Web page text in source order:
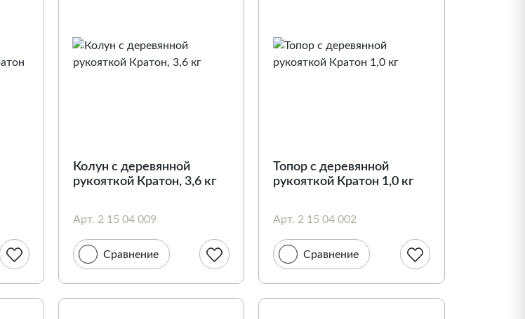
Колун с деревянной
рукояткой Кратон, 3,6 кг
Арт. 2 15 04 009
Сравнение
Топор с деревянной
рукояткой Кратон 1,0 кг
Арт. 2 15 04 002
Сравнение